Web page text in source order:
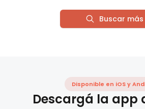
Buscar más
Disponible en iOS y
Descargá la app